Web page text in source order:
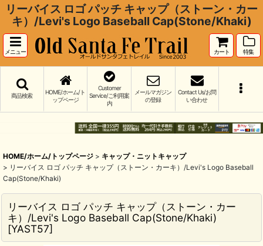
リーバイス ロゴ パッチ キャップ（ストーン・カー
キ）/Levi's Logo Baseball Cap(Stone/Khaki)
メニュー カート 特集
商品検索
HOME/ホーム/ト
ップページ
Customer
Service/ご利用案
内
メールマガジン
の登録
Contact Us/お問
い合わせ
HOME/ホーム/トップページ > キャップ・ニットキャップ
> リーバイス ロゴ パッチ キャップ（ストーン・カーキ）/Levi's Logo Baseball
Cap(Stone/Khaki)
リーバイス ロゴ パッチ キャップ（ストーン・カー
キ）/Levi's Logo Baseball Cap(Stone/Khaki)
[YAST57]